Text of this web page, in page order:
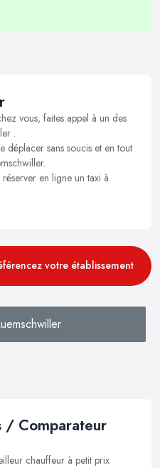
vous, faites appel à un des
.
déplacer sans soucis et en tout
en ligne un taxi à
votre établissement
/ Comparateur
chauffeur à petit prix